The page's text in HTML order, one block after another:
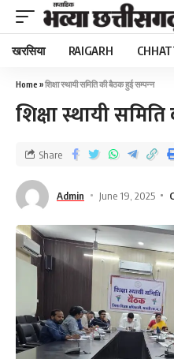
खरसिया RAIGARH
Home »शिक्षा स्थायी समिति की बैठक हुई सम्पन्न
शिक्षा स्थायी
Admin June 19, 2025
Share